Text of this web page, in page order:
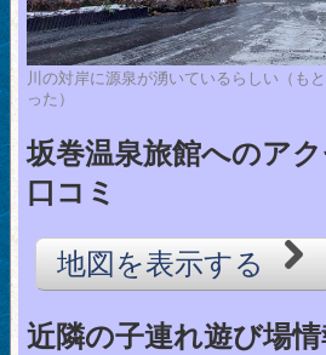
川の対岸に源泉が湧いているらしい（も
った）
坂巻温泉旅館へのア
口コミ
地図を表示する
近隣の子連れ遊び場情